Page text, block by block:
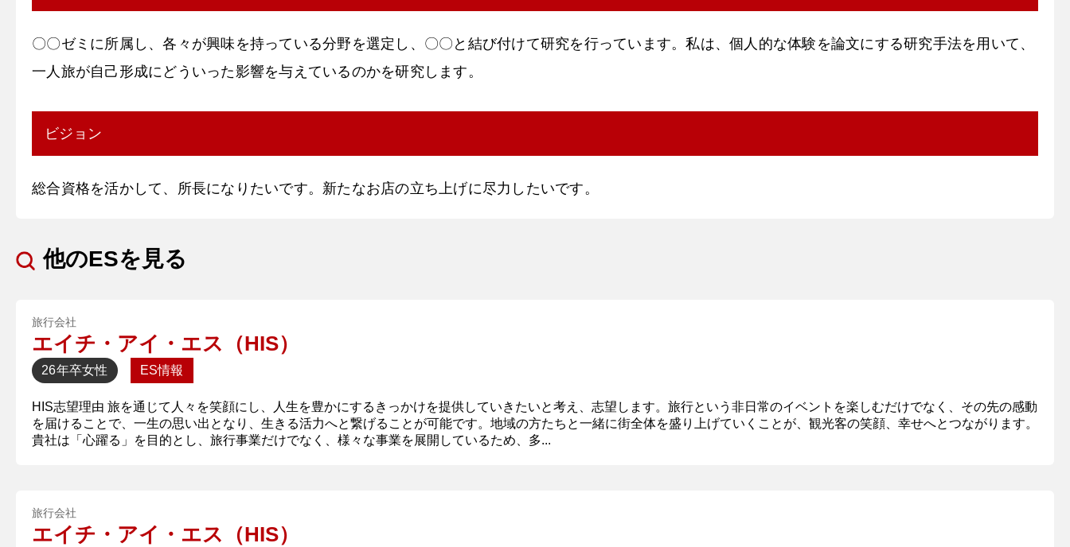
〇〇ゼミに所属し、各々が興味を持っている分野を選定し、〇〇と結び付けて研究を行っています。私は、個人的な体験を論文にする研究手法を用いて、
一人旅が自己形成にどういった影響を与えているのかを研究します。
ビジョン
総合資格を活かして、所長になりたいです。新たなお店の立ち上げに尽力したいです。
他のESを見る
旅行会社
エイチ・アイ・エス（HIS）
26年卒女性 ES情報
HIS志望理由 旅を通じて人々を笑顔にし、人生を豊かにするきっかけを提供していきたいと考え、志望します。旅行という非日常のイベントを楽しむだけでなく、その先の感動
を届けることで、一生の思い出となり、生きる活力へと繋げることが可能です。地域の方たちと一緒に街全体を盛り上げていくことが、観光客の笑顔、幸せへとつながります。
貴社は「心躍る」を目的とし、旅行事業だけでなく、様々な事業を展開しているため、多...
旅行会社
エイチ・アイ・エス（HIS）